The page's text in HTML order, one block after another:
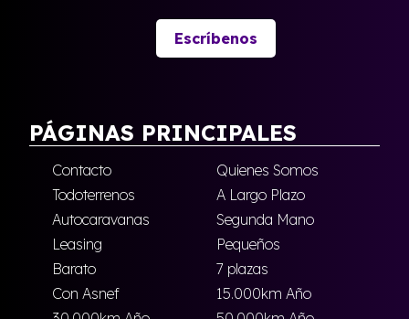
Escríbenos
PÁGINAS PRINCIPALES
Contacto
Quienes Somos
Todoterrenos
A Largo Plazo
Autocaravanas
Segunda Mano
Leasing
Pequeños
Barato
7 plazas
Con Asnef
15.000km Año